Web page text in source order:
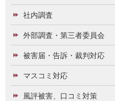
社内調査
外部調査・第三者委員会
被害届・告訴・裁判対応
マスコミ対応
風評被害、口コミ対策